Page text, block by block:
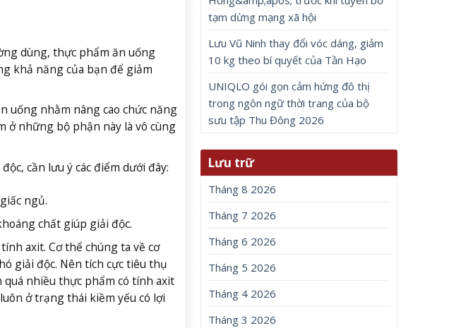
dùng, thực phẩm ăn uống
khả năng của bạn để giảm
uống nhằm nâng cao chức năng
ở những bộ phận này là vô cùng
cần lưu ý các điểm dưới đây:
ngủ.
chất giúp giải độc.
axit. Cơ thể chúng ta về cơ
giải độc. Nên tích cực tiêu thụ
quá nhiều thực phẩm có tính axit
ở trạng thái kiềm yếu có lợi
tạm dừng mạng xã hội
Lưu Vũ Ninh thay đổi vóc dáng, giảm
10 kg theo bí quyết của Tần Hạo
UNIQLO gói gọn cảm hứng đô thị
trong ngôn ngữ thời trang của bộ
sưu tập Thu Đông 2026
Lưu trữ
Tháng 8 2026
Tháng 7 2026
Tháng 6 2026
Tháng 5 2026
Tháng 4 2026
Tháng 3 2026